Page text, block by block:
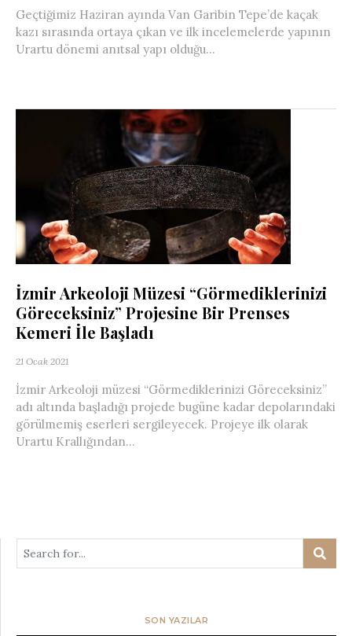
Geçtiğimiz Haziran ayında Van Garibin Tepe’de kaçak
kazı sırasında ortaya çıkan ve ilk incelemelerde yapının
Urartu dönemi anıtsal yapı olduğu...
İzmir Arkeoloji Müzesi “Görmediklerinizi
Göreceksiniz” Projesine Bir Prenses
Kemeri İle Başladı
21 Ocak 2021
İzmir Arkeoloji müzesi “Görmediklerinizi Göreceksiniz”
adı altında başladığı projede bugüne kadar depolarındaki
görülmemiş eserleri sergileyecek. Projeye ilk olarak
Urartu Krallığından...
SON YAZILAR